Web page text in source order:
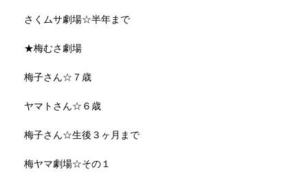
さくムサ劇場☆半年まで
★梅むさ劇場
梅子さん☆７歳
ヤマトさん☆６歳
梅子さん☆生後３ヶ月まで
梅ヤマ劇場☆その１